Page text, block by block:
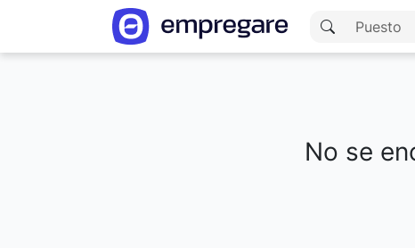
Cargando resultados...
No se